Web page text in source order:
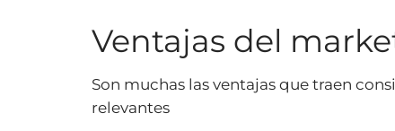
Ventajas del
Son muchas las ventajas que traen
relevantes